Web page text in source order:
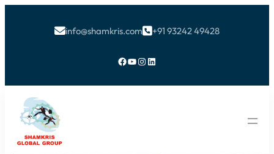
info@shamkris.com+91 93242 49428
Facebook YouTube Instagram LinkedIn